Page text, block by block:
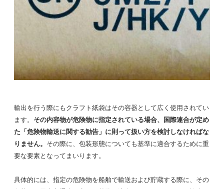
輸出を行う際にもクラフト紙袋はその容器として広く使用されてい
ます。 その内容物が危険物に指定されている場合、国際連合が定め
た「危険物輸送に関する勧告」に則って扱い方を検討しなければな
りません。 その際に、包装形態についても基準に適合するために重
要な要素となってまいります。
具体的には、指定の危険物を船舶で輸送および貯蔵する際に、その